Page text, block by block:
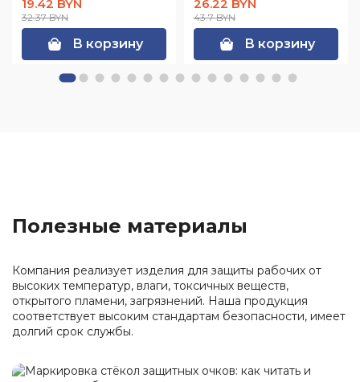
19.42 BYN
32.37 BYN
В корзину
26.22 BYN
43.7 BYN
В корзину
Полезные материалы
Компания реализует изделия для защиты рабочих от
высоких температур, влаги, токсичных веществ,
открытого пламени, загрязнений. Наша продукция
соответствует высоким стандартам безопасности, имеет
долгий срок службы.